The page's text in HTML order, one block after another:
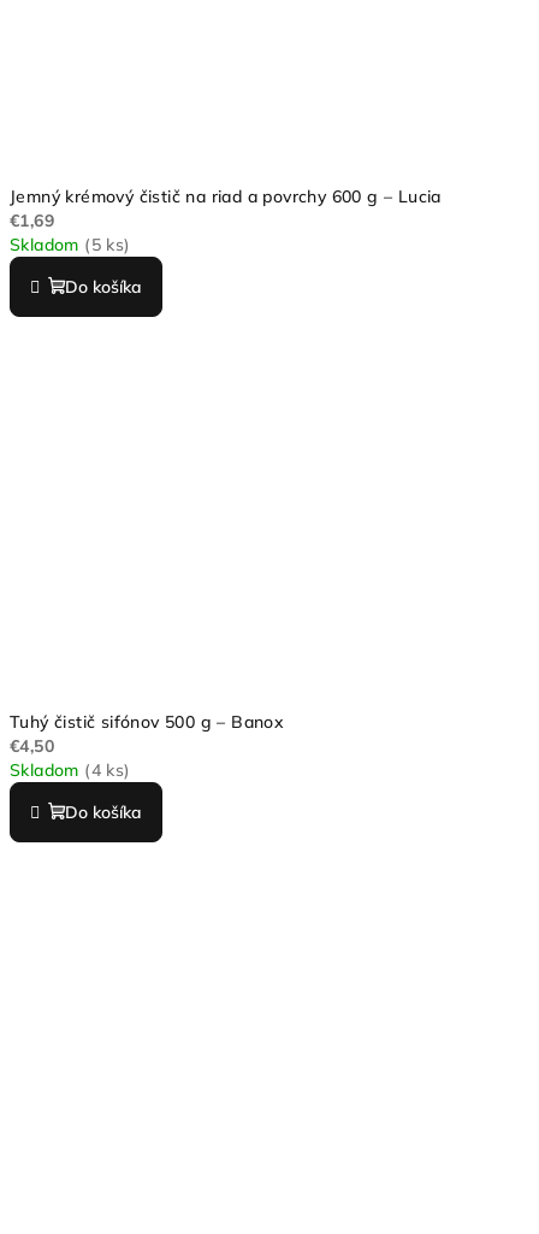
Jemný krémový čistič na riad a povrchy 600 g – Lucia
€1,69
Skladom (5 ks)
Do košíka
Tuhý čistič sifónov 500 g – Banox
€4,50
Skladom (4 ks)
Do košíka